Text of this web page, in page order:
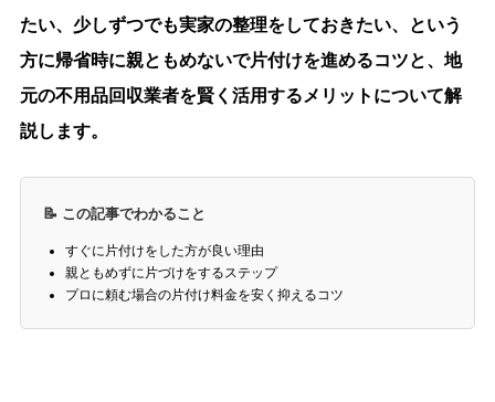
たい、少しずつでも実家の整理をしておきたい、という
方に帰省時に親ともめないで片付けを進めるコツと、 地
元の不用品回収業者を賢く活用するメリット について解
説します。
📝 この記事でわかること
すぐに片付けをした方が良い理由
親ともめずに片づけをするステップ
プロに頼む場合の片付け料金を安く抑えるコツ